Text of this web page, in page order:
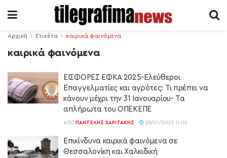
Αρχική Ετικέτα καιρικά φαινόμενα
καιρικά φαινόμενα
ΕΙΣΦΟΡΕΣ ΕΦΚΑ 2025-Ελεύθεροι
Επαγγελματίες και αγρότες: Τι πρέπει να
κάνουν μέχρι την 31 Ιανουαρίου- Τα
απλήρωτα του ΟΠΕΚΕΠΕ
ΑΠΌ ΠΑΝΤΕΛΉΣ ΧΑΡΙΤΆΚΗΣ 29/01/2025 11:02
Επικίνδυνα καιρικά φαινόμενα σε
Θεσσαλονίκη και Χαλκιδική